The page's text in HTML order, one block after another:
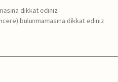
dikkat ediniz
bulunmamasına dikkat ediniz